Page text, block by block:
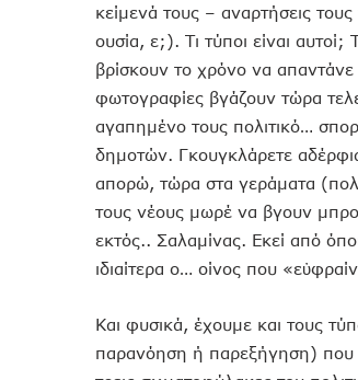
κείμενά τους – αναρτήσεις
ουσία, ε;). Τι τύποι είναι
βρίσκουν το χρόνο να
φωτογραφίες βγάζουν τώρα
αγαπημένο τους πολιτικό…
δημοτών. Γκουγκλάρετε
απορώ, τώρα στα γεράματα
τους νέους μωρέ να βγουν
εκτός.. Σαλαμίνας. Εκεί από
ιδιαίτερα ο… οίνος που
Και φυσικά, έχουμε και τους
παρανόηση ή παρεξήγηση) που